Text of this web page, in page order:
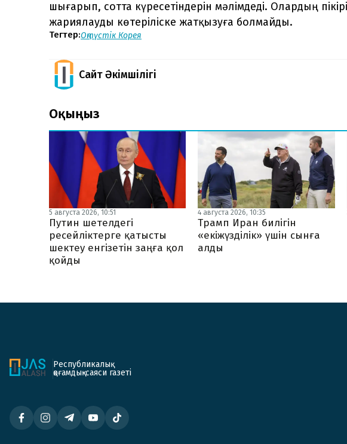
шығарып, сотта күресетіндерін мәлімдеді. Олардың
жариялауды көтеріліске жатқызуға болмайды.
Тегтер:Оңтүстік Корея
Сайт Әкімшілігі
Оқыңыз
5 августа 2026, 10:51
Путин шетелдегі
ресейліктерге қатысты
шектеу енгізетін заңға қол
қойды
4 августа 2026, 10:35
Трамп Иран билігін
«екіжүзділік» үшін сынға
алды
Республикалық
қоғамдық-саяси газеті